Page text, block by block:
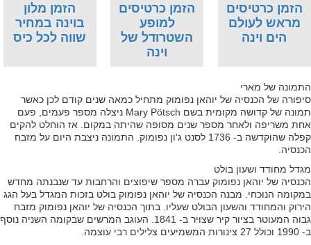
הזמן כרטיסים
מראש לעולם
הים וינה
הזמן כרטיסים
למופע
השטרודל של
וינה
הזמן מלון
בוינה במחיר
שווה לכל כיס
התמונה של מארי
סיפורה של הכנסיה של יוהאן נפומוק מתחיל כמאה שנים קודם לכן כאשר
תמונה של קדושה מקומית בשם Mary Pötsch ניצלה מספר פעמים, פעם
אחת משריפה ולאחר מספר שנים מסופה שהיתה במקום. אז הוחלט להקים
קפלה שהוקדשה ב- 1736 לסנט ג'ון נפומוק. התמונה ניצבת היום על מזבח
הכנסיה.
מגדל מחודד ושעון בולט
הכנסיה של יוהאן נפומוק עברה מספר שיפוצים והרחבות עד שנבנתה מחדש
במקומה הנוכחי. מבנה הכנסיה של יוהאן נפומוק בולט בזכות המגדל בעל הגג
הירוק והמחודד והשעון הבולט שעליו. בתוך הכנסיה של יוהאן נפומוק מזבח
גבוה המעוטר בציור קיר שצויר ב- 1841. העוגב המרשים שבקומה השניה נוסף
ב- 1990 וכולל 27 צינורות המשמיעים צלילים רבי עוצמה.